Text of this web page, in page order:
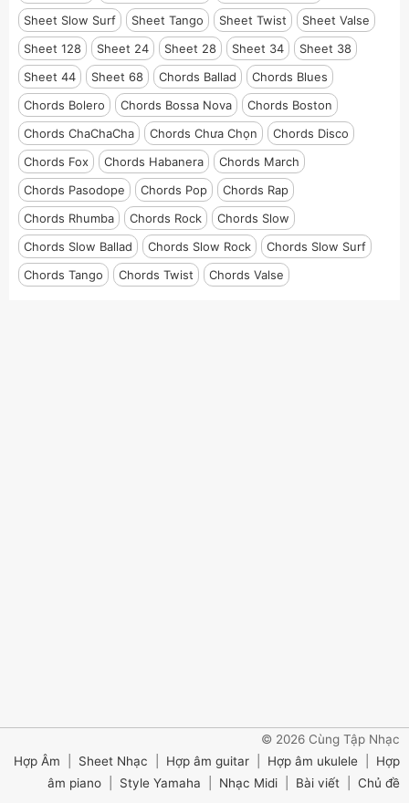
Sheet Slow Surf
Sheet Tango Sheet Twist
Sheet Valse
Sheet 128
Sheet 24 Sheet 28 Sheet 34
Sheet 38
Sheet 44
Sheet 68 Chords Ballad
Chords Blues
Chords Bolero
Chords Bossa Nova
Chords Boston
Chords ChaChaCha
Chords Chưa Chọn
Chords Disco
Chords Fox
Chords Habanera
Chords March
Chords Pasodope
Chords Pop
Chords Rap
Chords Rhumba
Chords Rock
Chords Slow
Chords Slow Ballad
Chords Slow Rock
Chords Slow Surf
Chords Tango
Chords Twist Chords Valse
© 2026 Cùng Tập Nhạc
Hợp Âm
Sheet Nhạc Hợp âm guitar Hợp âm ukulele
Hợp
âm piano
Style Yamaha Nhạc Midi Bài viết Chủ đề